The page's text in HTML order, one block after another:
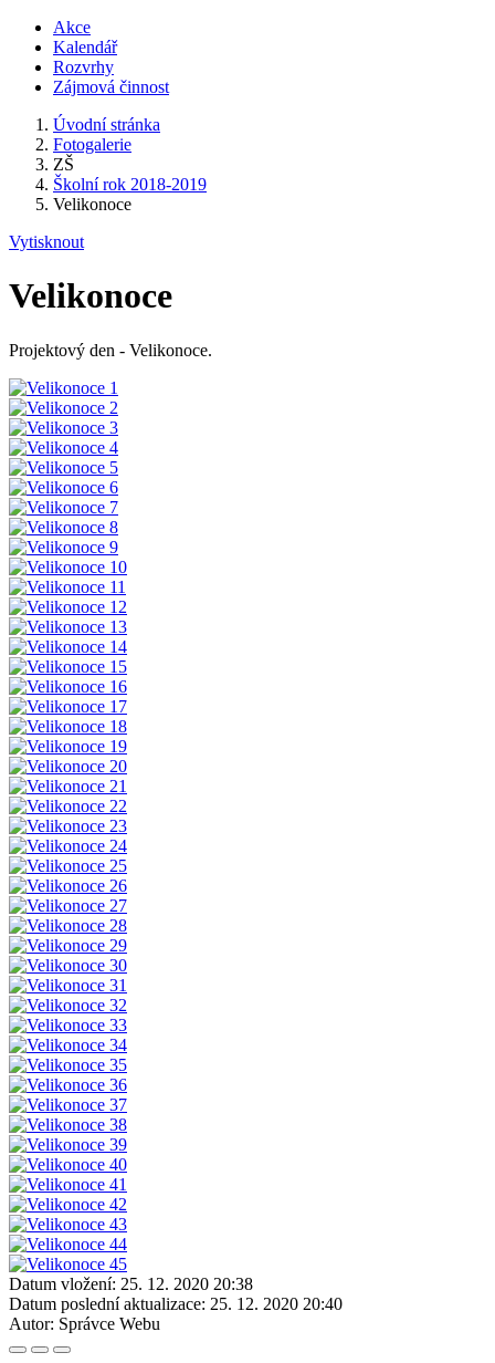
Akce
Kalendář
Rozvrhy
Zájmová činnost
Úvodní stránka
Fotogalerie
ZŠ
Školní rok 2018-2019
Velikonoce
Vytisknout
Velikonoce
Projektový den - Velikonoce.
Datum vložení: 25. 12. 2020 20:38
Datum poslední aktualizace: 25. 12. 2020 20:40
Autor: Správce Webu